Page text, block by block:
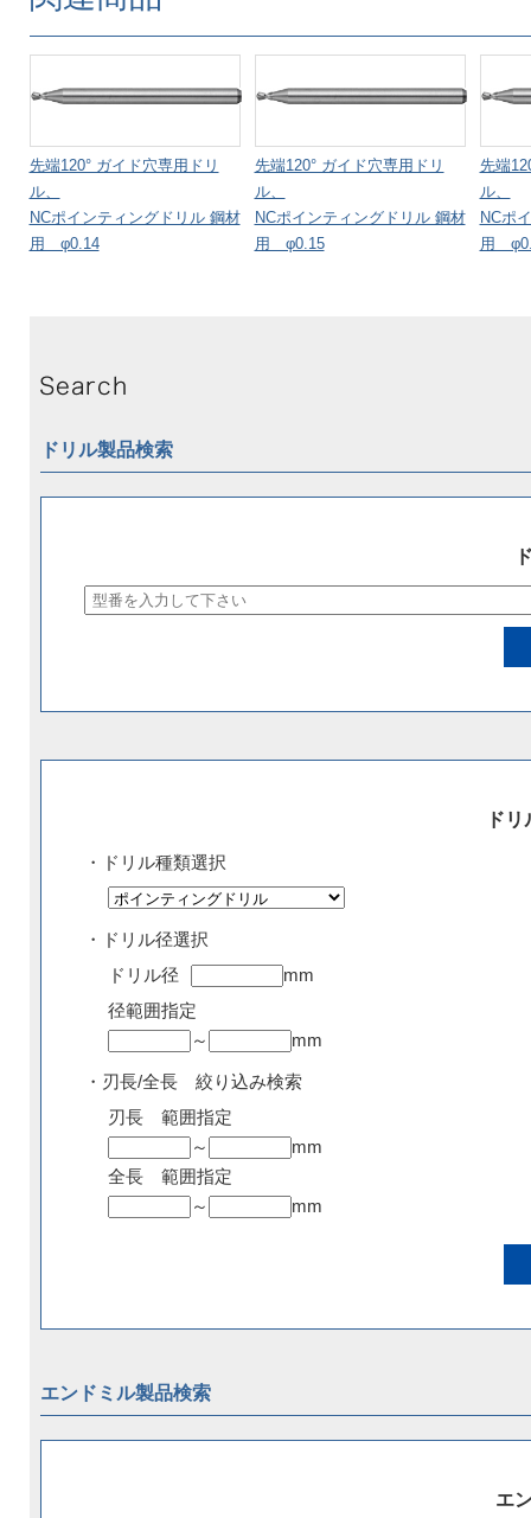
先端120° ガイド穴専用ドリ
ル、
NCポインティングドリル 鋼材
用 φ0.14
先端120° ガイド穴専用ドリ
ル、
NCポインティングドリル 鋼材
用 φ0.15
先端
ル、
NCポ
用
ドリル製品検索
ド
・ドリル種類選択
・ドリル径選択
ドリル径
mm
径範囲指定
～
mm
・刃長/全長 絞り込み検索
刃長 範囲指定
～
mm
全長 範囲指定
～
mm
エンドミル製品検索
エ